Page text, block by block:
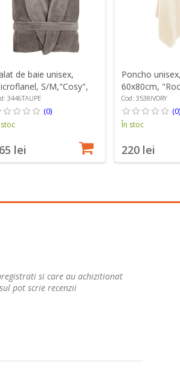
de baie unisex,
S/M,"Cosy",
- Tiseco
3446TAUPE
(0)
lei
Poncho
60x80cm,
Tiseco
Cod: 3538IVORY
(0)
În stoc
220 lei
si care au achizitionat
pot scrie recenzii